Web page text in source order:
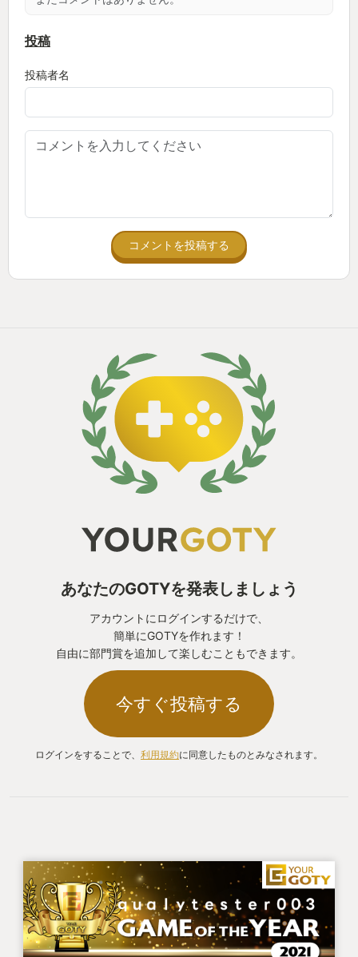
投稿
投稿者名
コメントを投稿する
あなたのGOTYを発表しましょう
アカウントにログインするだけで、
簡単にGOTYを作れます！
自由に部門賞を追加して楽しむこともできます。
今すぐ投稿する
ログインをすることで、 利用規約に同意したものとみなされます。